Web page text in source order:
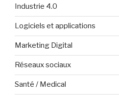
Industrie 4.0
Logiciels et applications
Marketing Digital
Réseaux sociaux
Santé / Medical